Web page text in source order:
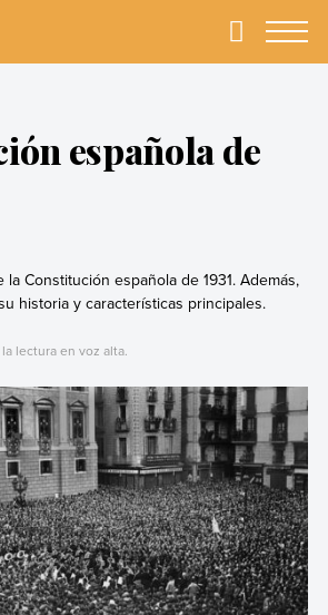
Primary
española de
Constitución española de 1931. Además,
historia y características principales.
lectura en voz alta.